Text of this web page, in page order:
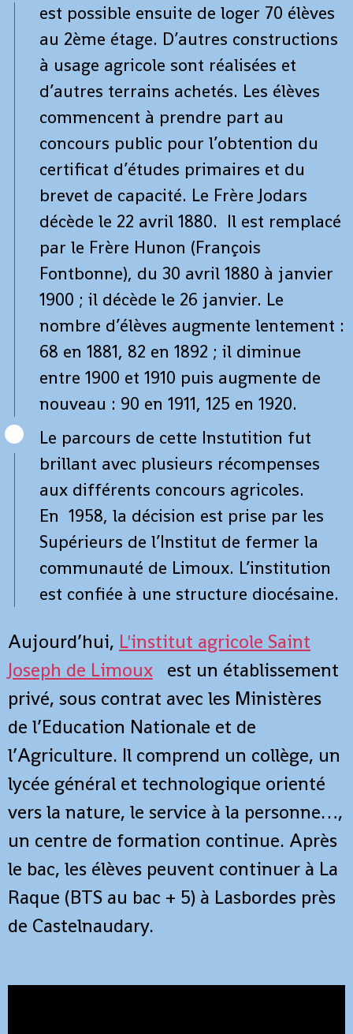
est possible ensuite de loger 70 élèves
au 2ème étage. D’autres constructions
à usage agricole sont réalisées et
d’autres terrains achetés. Les élèves
commencent à prendre part au
concours public pour l’obtention du
certificat d’études primaires et du
brevet de capacité. Le Frère Jodars
décède le 22 avril 1880. Il est remplacé
par le Frère Hunon (François
Fontbonne), du 30 avril 1880 à janvier
1900 ; il décède le 26 janvier. Le
nombre d’élèves augmente lentement :
68 en 1881, 82 en 1892 ; il diminue
entre 1900 et 1910 puis augmente de
nouveau : 90 en 1911, 125 en 1920.
Le parcours de cette Instutition fut
brillant avec plusieurs récompenses
aux différents concours agricoles.
En 1958, la décision est prise par les
Supérieurs de l’Institut de fermer la
communauté de Limoux. L’institution
est confiée à une structure diocésaine.
Aujourd’hui, L'institut agricole Saint
Joseph de Limoux est un établissement
privé, sous contrat avec les Ministères
de l’Education Nationale et de
l’Agriculture. Il comprend un collège, un
lycée général et technologique orienté
vers la nature, le service à la personne…,
un centre de formation continue. Après
le bac, les élèves peuvent continuer à La
Raque (BTS au bac + 5) à Lasbordes près
de Castelnaudary.